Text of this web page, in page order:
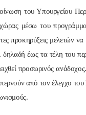
του Υπουργείου
μέσω του
προκηρύξεις μελετών
δηλαδή έως τα τέλη του
προσωρινός
από τον έλεγχο